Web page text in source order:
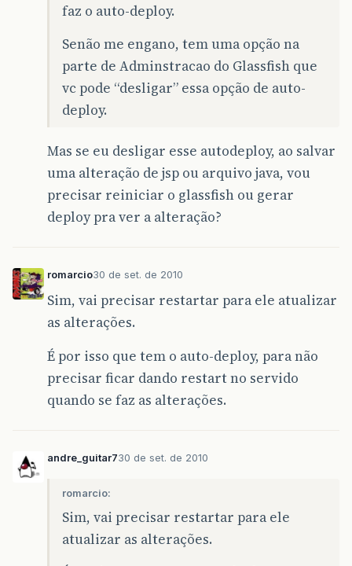
faz o auto-deploy.
Senão me engano, tem uma opção na
parte de Adminstracao do Glassfish que
vc pode “desligar” essa opção de auto-
deploy.
Mas se eu desligar esse autodeploy, ao salvar
uma alteração de jsp ou arquivo java, vou
precisar reiniciar o glassfish ou gerar
deploy pra ver a alteração?
romarcio30 de set. de 2010
Sim, vai precisar restartar para ele atualizar
as alterações.
É por isso que tem o auto-deploy, para não
precisar ficar dando restart no servido
quando se faz as alterações.
andre_guitar730 de set. de 2010
romarcio:
Sim, vai precisar restartar para ele
atualizar as alterações.